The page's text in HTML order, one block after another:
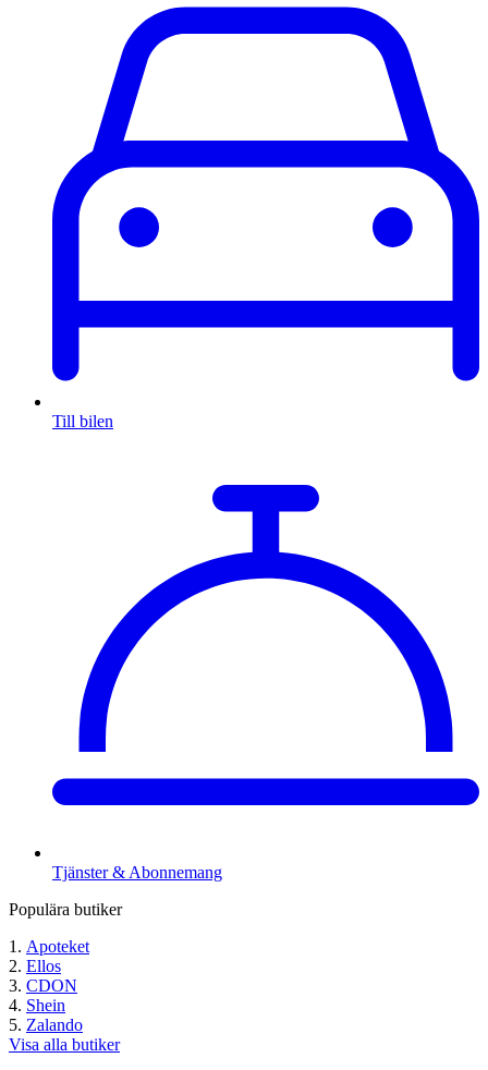
Till bilen
Tjänster & Abonnemang
Populära butiker
Apoteket
Ellos
CDON
Shein
Zalando
Visa alla butiker